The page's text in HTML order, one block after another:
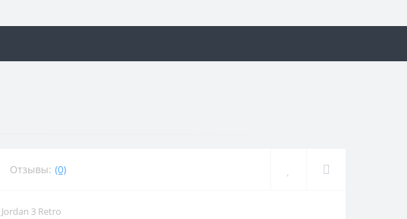
Отзывы: (0)
Jordan 3 Retro